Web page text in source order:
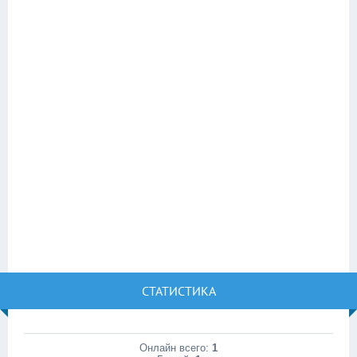
СТАТИСТИКА
Онлайн всего: 1